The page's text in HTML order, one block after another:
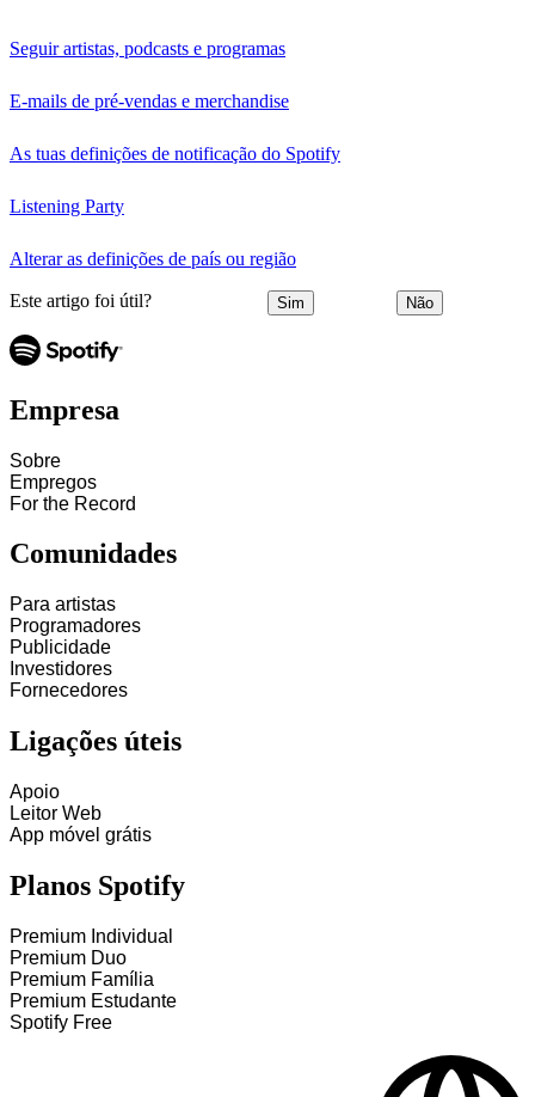
Seguir artistas, podcasts e programas
E-mails de pré-vendas e merchandise
As tuas definições de notificação do Spotify
Listening Party
Alterar as definições de país ou região
Este artigo foi útil? Sim Não
Empresa
Sobre
Empregos
For the Record
Comunidades
Para artistas
Programadores
Publicidade
Investidores
Fornecedores
Ligações úteis
Apoio
Leitor Web
App móvel grátis
Planos Spotify
Premium Individual
Premium Duo
Premium Família
Premium Estudante
Spotify Free